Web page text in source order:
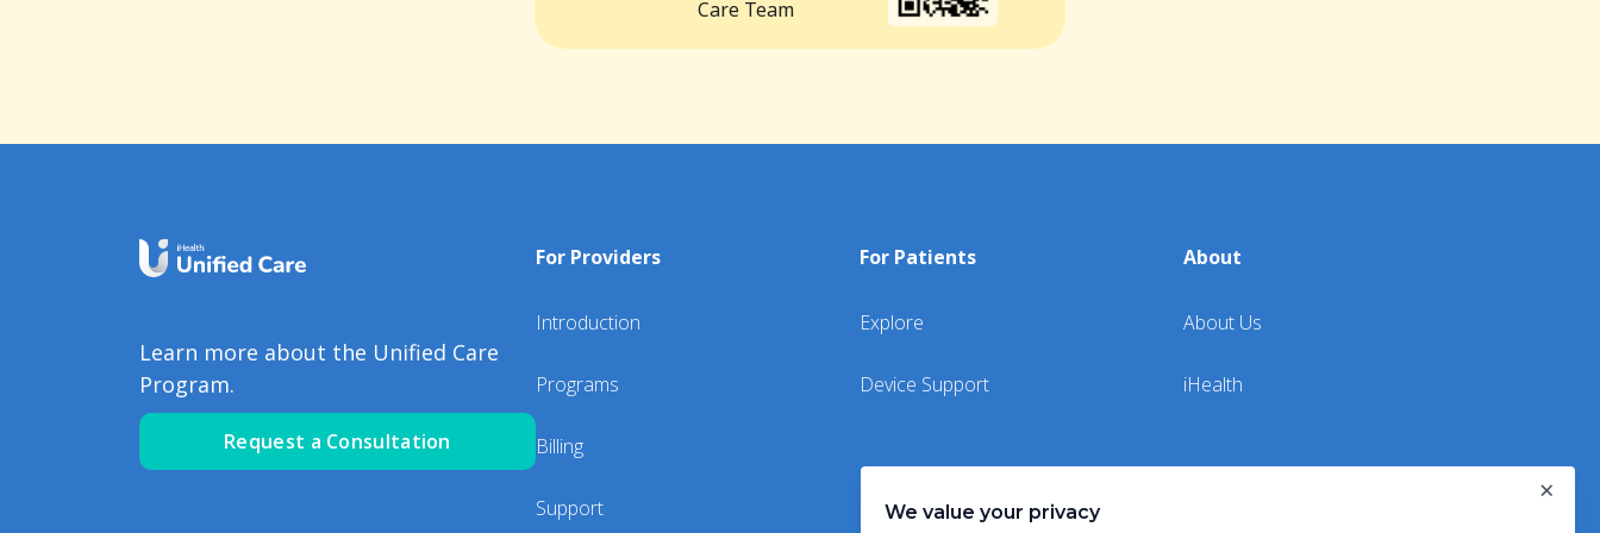
Care Team
Learn more about the Unified Care
Program.
Request a Consultation
For Providers
Introduction
Programs
Billing
Support
For Patients
Explore
Device Support
About
About Us
iHealth
We value your privacy
×